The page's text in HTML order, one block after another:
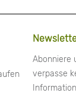
Abonniere
verpasse